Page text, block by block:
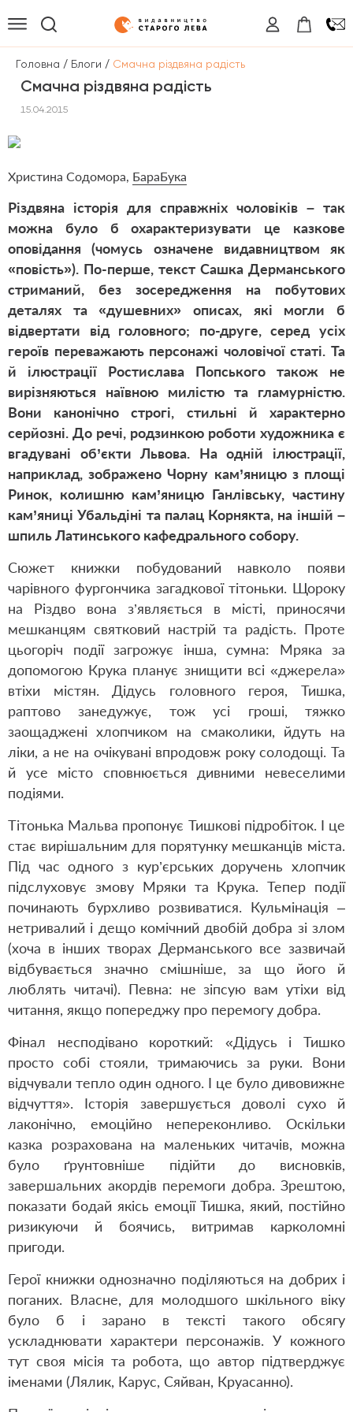
Головна / Блоги / Смачна різдвяна радість
Смачна різдвяна радість
15.04.2015
Христина Содомора, БараБука
Різдвяна історія для справжніх чоловіків – так
можна було б охарактеризувати це казкове
оповідання (чомусь означене видавництвом як
«повість»). По-перше, текст Сашка Дерманського
стриманий, без зосередження на побутових
деталях та «душевних» описах, які могли б
відвертати від головного; по-друге, серед усіх
героїв переважають персонажі чоловічої статі. Та
й ілюстрації Ростислава Попського також не
вирізняються наївною милістю та гламурністю.
Вони канонічно строгі, стильні й характерно
серйозні. До речі, родзинкою роботи художника є
вгадувані об’єкти Львова. На одній ілюстрації,
наприклад, зображено Чорну кам’яницю з площі
Ринок, колишню кам’яницю Ганлівську, частину
кам’яниці Убальдіні та палац Корнякта, на іншій –
шпиль Латинського кафедрального собору.
Сюжет книжки побудований навколо появи
чарівного фургончика загадкової тітоньки. Щороку
на Різдво вона з’являється в місті, приносячи
мешканцям святковий настрій та радість. Проте
цьогоріч події загрожує інша, сумна: Мряка за
допомогою Крука планує знищити всі «джерела»
втіхи містян. Дідусь головного героя, Тишка,
раптово занедужує, тож усі гроші, тяжко
заощаджені хлопчиком на смаколики, йдуть на
ліки, а не на очікувані впродовж року солодощі. Та
й усе місто сповнюється дивними невеселими
подіями.
Тітонька Мальва пропонує Тишкові підробіток. І це
стає вирішальним для порятунку мешканців міста.
Під час одного з кур’єрських доручень хлопчик
підслуховує змову Мряки та Крука. Тепер події
починають бурхливо розвиватися. Кульмінація –
нетривалий і дещо комічний двобій добра зі злом
(хоча в інших творах Дерманського все зазвичай
відбувається значно смішніше, за що його й
люблять читачі). Певна: не зіпсую вам утіхи від
читання, якщо попереджу про перемогу добра.
Фінал несподівано короткий: «Дідусь і Тишко
просто собі стояли, тримаючись за руки. Вони
відчували тепло один одного. І це було дивовижне
відчуття». Історія завершується доволі сухо й
лаконічно, емоційно непереконливо. Оскільки
казка розрахована на маленьких читачів, можна
було ґрунтовніше підійти до висновків,
завершальних акордів перемоги добра. Зрештою,
показати бодай якісь емоції Тишка, який, постійно
ризикуючи й боячись, витримав карколомні
пригоди.
Герої книжки однозначно поділяються на добрих і
поганих. Власне, для молодшого шкільного віку
було б і зарано в тексті такого обсягу
ускладнювати характери персонажів. У кожного
тут своя місія та робота, що автор підтверджує
іменами (Лялик, Карус, Сяйван, Круасанно).